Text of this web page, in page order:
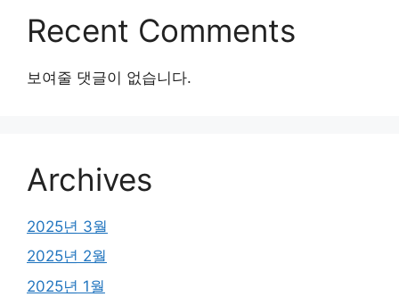
Recent Comments
보여줄 댓글이 없습니다.
Archives
2025년 3월
2025년 2월
2025년 1월